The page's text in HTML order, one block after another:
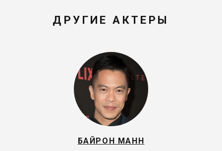
ДРУГИЕ АКТЕРЫ
БАЙРОН МАНН